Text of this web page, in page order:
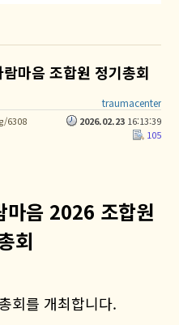
마음 조합원 정기총회
traumacenter
6308 2026.02.2316:13:39
105
마음 2026 조합원
회
회를 개최합니다.